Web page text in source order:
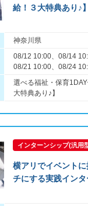
給！３大特典あり♪】
神奈川県
08/12 10:00、08/14
08/21 10:00、08/24
選べる福祉・保育
大特典あり♪】
インターンシップ(汎用
横アリでイベント
チにする実践インタ